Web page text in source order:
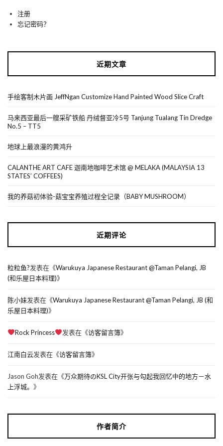
注册
忘记密码？
近期文章
手绘客制木片画 JeffNgan Customize Hand Painted Wood Slice Craft
马来西亚最后一艘采矿铁船 丹绒督亚冷5号 Tanjung Tualang Tin Dredge
No.5 – TT5
地球上最浪漫的黄鸿升
CALANTHE ART CAFE 迦南地咖啡艺术馆 @ MELAKA (MALAYSIA 13
STATES’ COFFEES)
我的养菇初体验-菇宝宝养殖过程全记录（BABY MUSHROOM）
近期评论
粒粒鱼?发表在《Warukuya Japanese Restaurant @Taman Pelangi, JB
(和乐屋日本料理)》
陈小妹发表在《Warukuya Japanese Restaurant @Taman Pelangi, JB (和
乐屋日本料理)》
Rock Princess 发表在《访客留言簿》
江南白云发表在《访客留言簿》
Jason Goh发表在《万众期待のKSL City开张与勾起我回忆中的地方－水
上浮城。 》
作者简介